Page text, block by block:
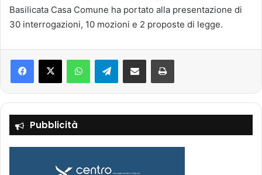
Basilicata Casa Comune ha portato alla presentazione di
30 interrogazioni, 10 mozioni e 2 proposte di legge.
Telegram
Pubblicità